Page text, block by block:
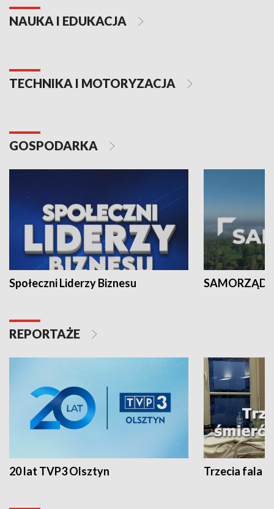
NAUKA I EDUKACJA
TECHNIKA I MOTORYZACJA
GOSPODARKA
Społeczni Liderzy Biznesu SAMORZĄD
REPORTAŻE
20 lat TVP3 Olsztyn Trzecia fala -